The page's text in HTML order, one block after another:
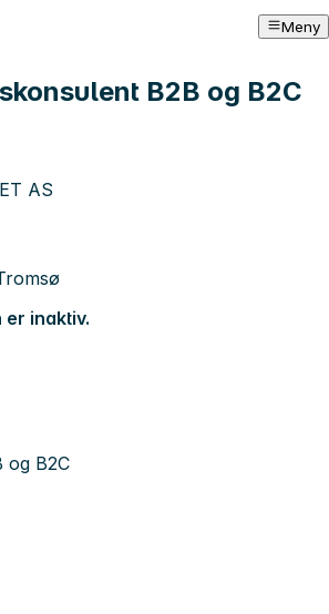
Meny
B2B og B2C
AS
inaktiv.
og B2C